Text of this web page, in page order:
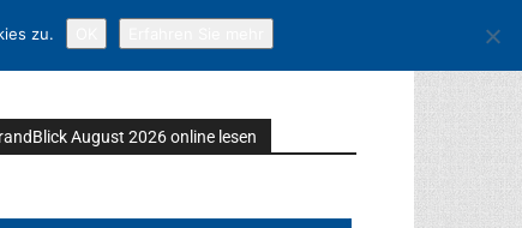
August 2026 online lesen
zu.